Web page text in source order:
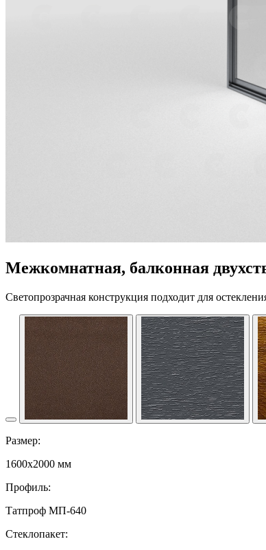
Межкомнатная, балконная
Светопрозрачная конструкция подходит для
Размер:
1600x2000 мм
Профиль:
Татпроф МП-640
Стеклопакет: